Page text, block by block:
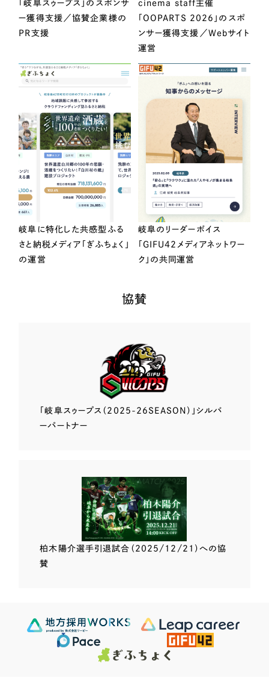
「岐阜スゥープス」のスポンサ
ー獲得支援／協賛企業様の
PR支援
cinema staff主催
「OOPARTS 2026」のスポ
ンサー獲得支援／Webサイト
運営
岐阜に特化した共感型ふる
さと納税メディア「ぎふちょく」
の運営
岐阜のリーダーボイス
「GIFU42メディアネットワー
ク」の共同運営
協賛
「岐阜スゥープス （2025-26SEASON）」 シルバ
ーパートナー
柏木陽介選手引退試合（2025/12/21）への協
賛